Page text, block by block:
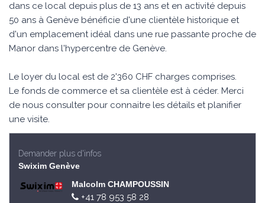
dans ce local depuis plus de 13 ans et en activité depuis
50 ans à Genève bénéficie d'une clientèle historique et
d'un emplacement idéal dans une rue passante proche de
Manor dans l'hypercentre de Genève.
Le loyer du local est de 2'360 CHF charges comprises.
Le fonds de commerce et sa clientèle est à céder. Merci
de nous consulter pour connaitre les détails et planifier
une visite.
Demander plus d'infos
Swixim Genève
Malcolm CHAMPOUSSIN
+41 78 953 58 28